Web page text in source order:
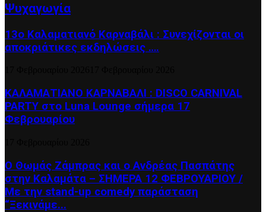
Ψυχαγωγία
13ο Καλαματιανό Καρναβάλι : Συνεχίζονται οι
αποκριάτικες εκδηλώσεις ….
ΚΑΛΑΜΑΤΙΑΝΟ ΚΑΡΝΑΒΑΛΙ : DISCO CARNIVAL
PARTY στο Luna Lounge σήμερα 17
Φεβρουαρίου
Ο Θωμάς Ζάμπρας και ο Ανδρέας Πασπάτης
στην Καλαμάτα – ΣΗΜΕΡΑ 12 ΦΕΒΡΟΥΑΡΙΟΥ /
Με την stand-up comedy παράσταση
“Ξεκινάμε...